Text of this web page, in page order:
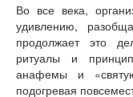
Во все века,
удивлению,
продолжает это
ритуалы и
анафемы и
подогревая